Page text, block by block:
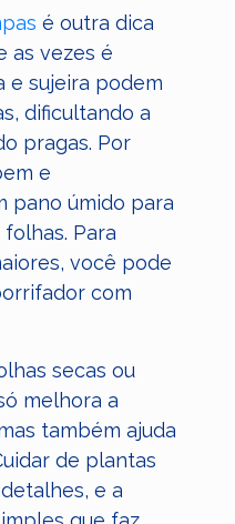
é outra dica
as vezes é
e sujeira podem
dificultando a
pragas. Por
e
pano úmido para
Para
você pode
com
secas ou
melhora a
também ajuda
de plantas
e a